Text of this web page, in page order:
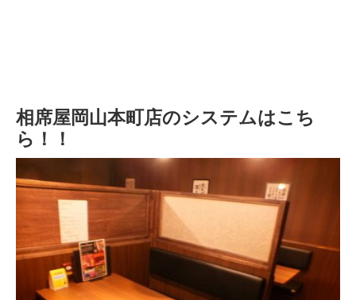
相席屋岡山本町店のシステムはこち
ら！！